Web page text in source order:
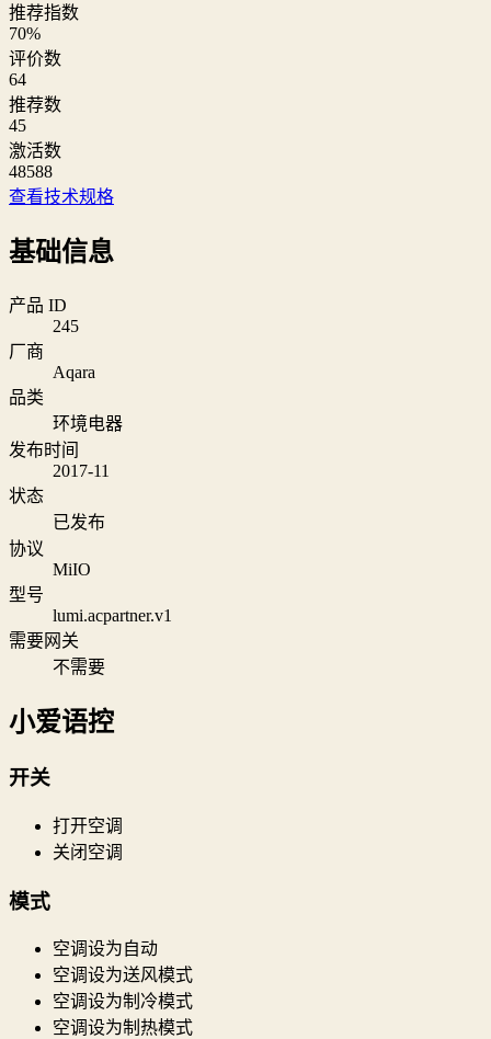
推荐指数
70%
评价数
64
推荐数
45
激活数
48588
查看技术规格
基础信息
产品 ID
245
厂商
Aqara
品类
环境电器
发布时间
2017-11
状态
已发布
协议
MiIO
型号
lumi.acpartner.v1
需要网关
不需要
小爱语控
开关
打开空调
关闭空调
模式
空调设为自动
空调设为送风模式
空调设为制冷模式
空调设为制热模式